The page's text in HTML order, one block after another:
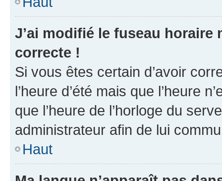
J’ai modifié le fuseau horaire
correcte !
Si vous êtes certain d’avoir
l’heure d’été mais que l’heure
que l’heure de l’horloge du
administrateur afin de lui
Haut